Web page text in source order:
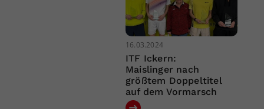
16.03.2024
ITF Ickern:
Maislinger nach
größtem Doppeltitel
auf dem Vormarsch